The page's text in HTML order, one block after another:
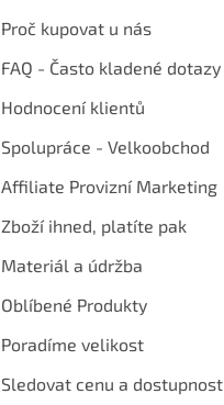
Proč kupovat u nás
FAQ - Často kladené dotazy
Hodnocení klientů
Spolupráce - Velkoobchod
Affiliate Provizní Marketing
Zboží ihned, platíte pak
Materiál a údržba
Oblíbené Produkty
Poradíme velikost
Sledovat cenu a dostupnost